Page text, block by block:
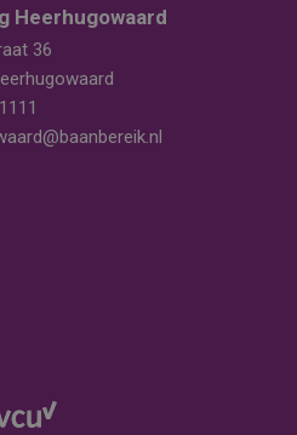
Heerhugowaard
36